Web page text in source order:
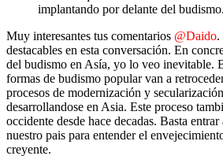
implantando por delante del
Muy interesantes tus comentarios @Daido.
destacables en esta conversación. En
del budismo en Asía, yo lo veo inevitable.
formas de budismo popular van a
procesos de modernización y
desarrollandose en Asia. Este proceso
occidente desde hace decadas. Basta
nuestro pais para entender el
creyente.